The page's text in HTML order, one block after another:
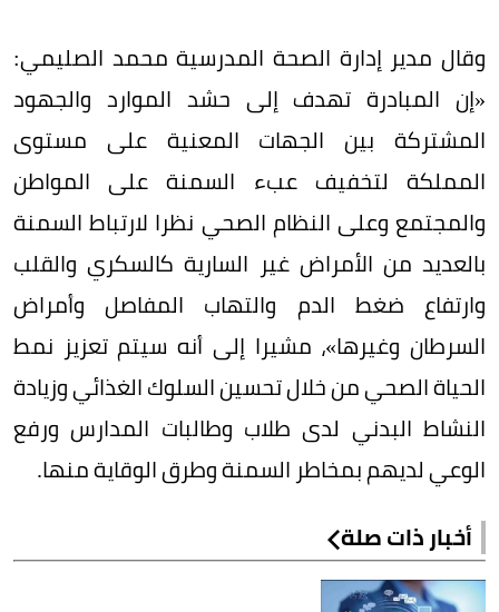
وقال مدير إدارة الصحة المدرسية محمد الصليمي:
«إن المبادرة تهدف إلى حشد الموارد والجهود
المشتركة بين الجهات المعنية على مستوى
المملكة لتخفيف عبء السمنة على المواطن
والمجتمع وعلى النظام الصحي نظرا لارتباط السمنة
بالعديد من الأمراض غير السارية كالسكري والقلب
وارتفاع ضغط الدم والتهاب المفاصل وأمراض
السرطان وغيرها»، مشيرا إلى أنه سيتم تعزيز نمط
الحياة الصحي من خلال تحسين السلوك الغذائي وزيادة
النشاط البدني لدى طلاب وطالبات المدارس ورفع
الوعي لديهم بمخاطر السمنة وطرق الوقاية منها.
أخبار ذات صلة